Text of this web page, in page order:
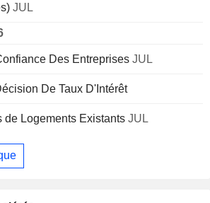
JUL
Des Entreprises JUL
De Taux D'Intérêt
de Logements Existants JUL